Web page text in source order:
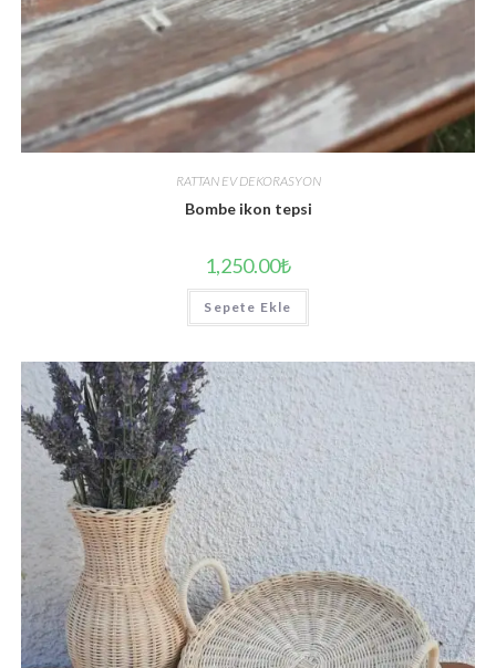
RATTAN EV DEKORASYON
Bombe ikon tepsi
1,250.00₺
Sepete Ekle